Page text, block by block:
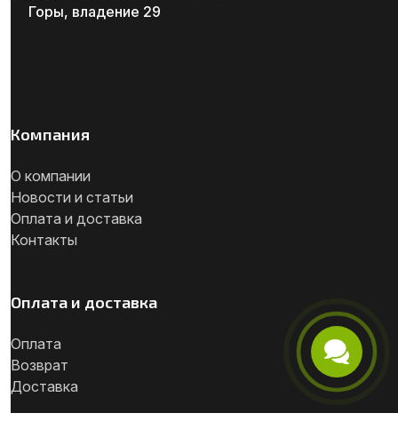
Горы, владение 29
Компания
О компании
Новости и статьи
Оплата и доставка
Контакты
Оплата и доставка
Оплата
Возврат
Доставка